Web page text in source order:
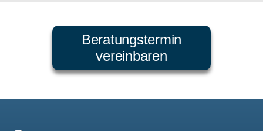
Beratungstermin
vereinbaren